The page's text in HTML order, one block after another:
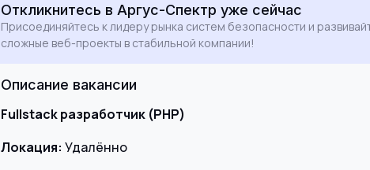
предприятия. Спасибо за рассмотрение моей
кандидатуры.
Откликнитесь в Аргус-Спектр уже сейчас
Присоединяйтесь к лидеру рынка систем безопасности и
сложные веб-проекты в стабильной компании!
Описание вакансии
Fullstack разработчик (PHP)
Локация: Удалённо